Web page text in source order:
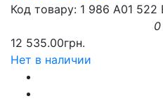
Код товару: 1 986 A01 522
0
12 535.00грн.
Нет в наличии